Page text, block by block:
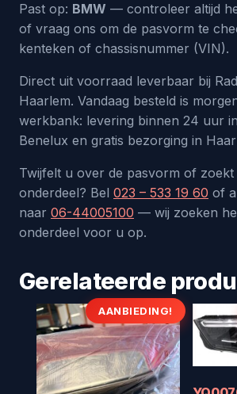
Past op: BMW — controleer altijd
of vraag ons om de pasvorm te
kenteken of chassisnummer (VIN).
Direct uit voorraad leverbaar bij
Haarlem. Vandaag besteld is
werkbank: levering binnen 24 uur
Benelux en gratis bezorging in
Twijfelt u over de pasvorm of zoekt
onderdeel? Bel 023 – 533 19 60 of
naar 06-44005100 — wij zoeken
onderdeel voor u op.
Gerelateerde
AANBIEDING!